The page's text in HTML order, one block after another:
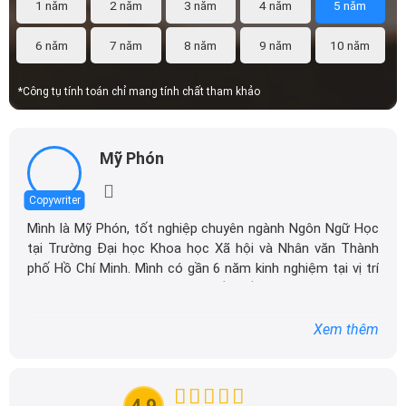
Riêng bản Almera AL có thêm camera 360 trên gương.
Gương chiếu hậu chỉnh điện, tích hợp đèn báo rẽ LED
cùng bộ lốp 205/55R16, trong khi hai bản còn lại dùng vành 15
1 năm 2 năm 3 năm 4 năm 5 năm
6 năm 7 năm 8 năm 9 năm 10 năm
*Công tụ tính toán chỉ mang tính chất tham khảo
Copywriter
Mỹ Phón
Mình là Mỹ Phón, tốt nghiệp chuyên ngành Ngôn Ngữ Học
tại Trường Đại học Khoa học Xã hội và Nhân văn Thành
phố Hồ Chí Minh. Mình có gần 6 năm kinh nghiệm tại vị trí
DailyXe, chuyên sản xuất các nội dung liên quan đến ô
Là một người có niềm đam mê và sự hứng thú với viết
Xem thêm